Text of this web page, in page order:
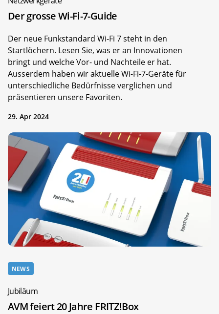
Der grosse Wi-Fi-7-Guide
Der neue Funkstandard Wi-Fi 7 steht in den
Startlöchern. Lesen Sie, was er an Innovationen
bringt und welche Vor- und Nachteile er hat.
Ausserdem haben wir aktuelle Wi-Fi-7-Geräte für
unterschiedliche Bedürfnisse verglichen und
präsentieren unsere Favoriten.
29. Apr 2024
NEWS
Jubiläum
AVM feiert 20 Jahre FRITZ!Box